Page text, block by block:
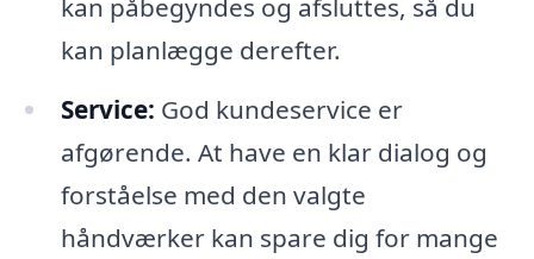
kan påbegyndes og afsluttes, så du
kan planlægge derefter.
Service: God kundeservice er
afgørende. At have en klar dialog og
forståelse med den valgte
håndværker kan spare dig for mange